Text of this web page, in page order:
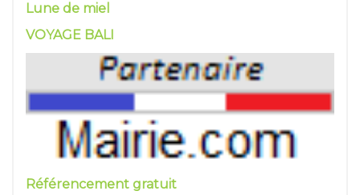
Lune de miel
VOYAGE BALI
Référencement gratuit